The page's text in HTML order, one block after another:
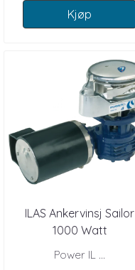
Kjøp
ILAS Ankervinsj Sailor
1000 Watt
Power IL ...